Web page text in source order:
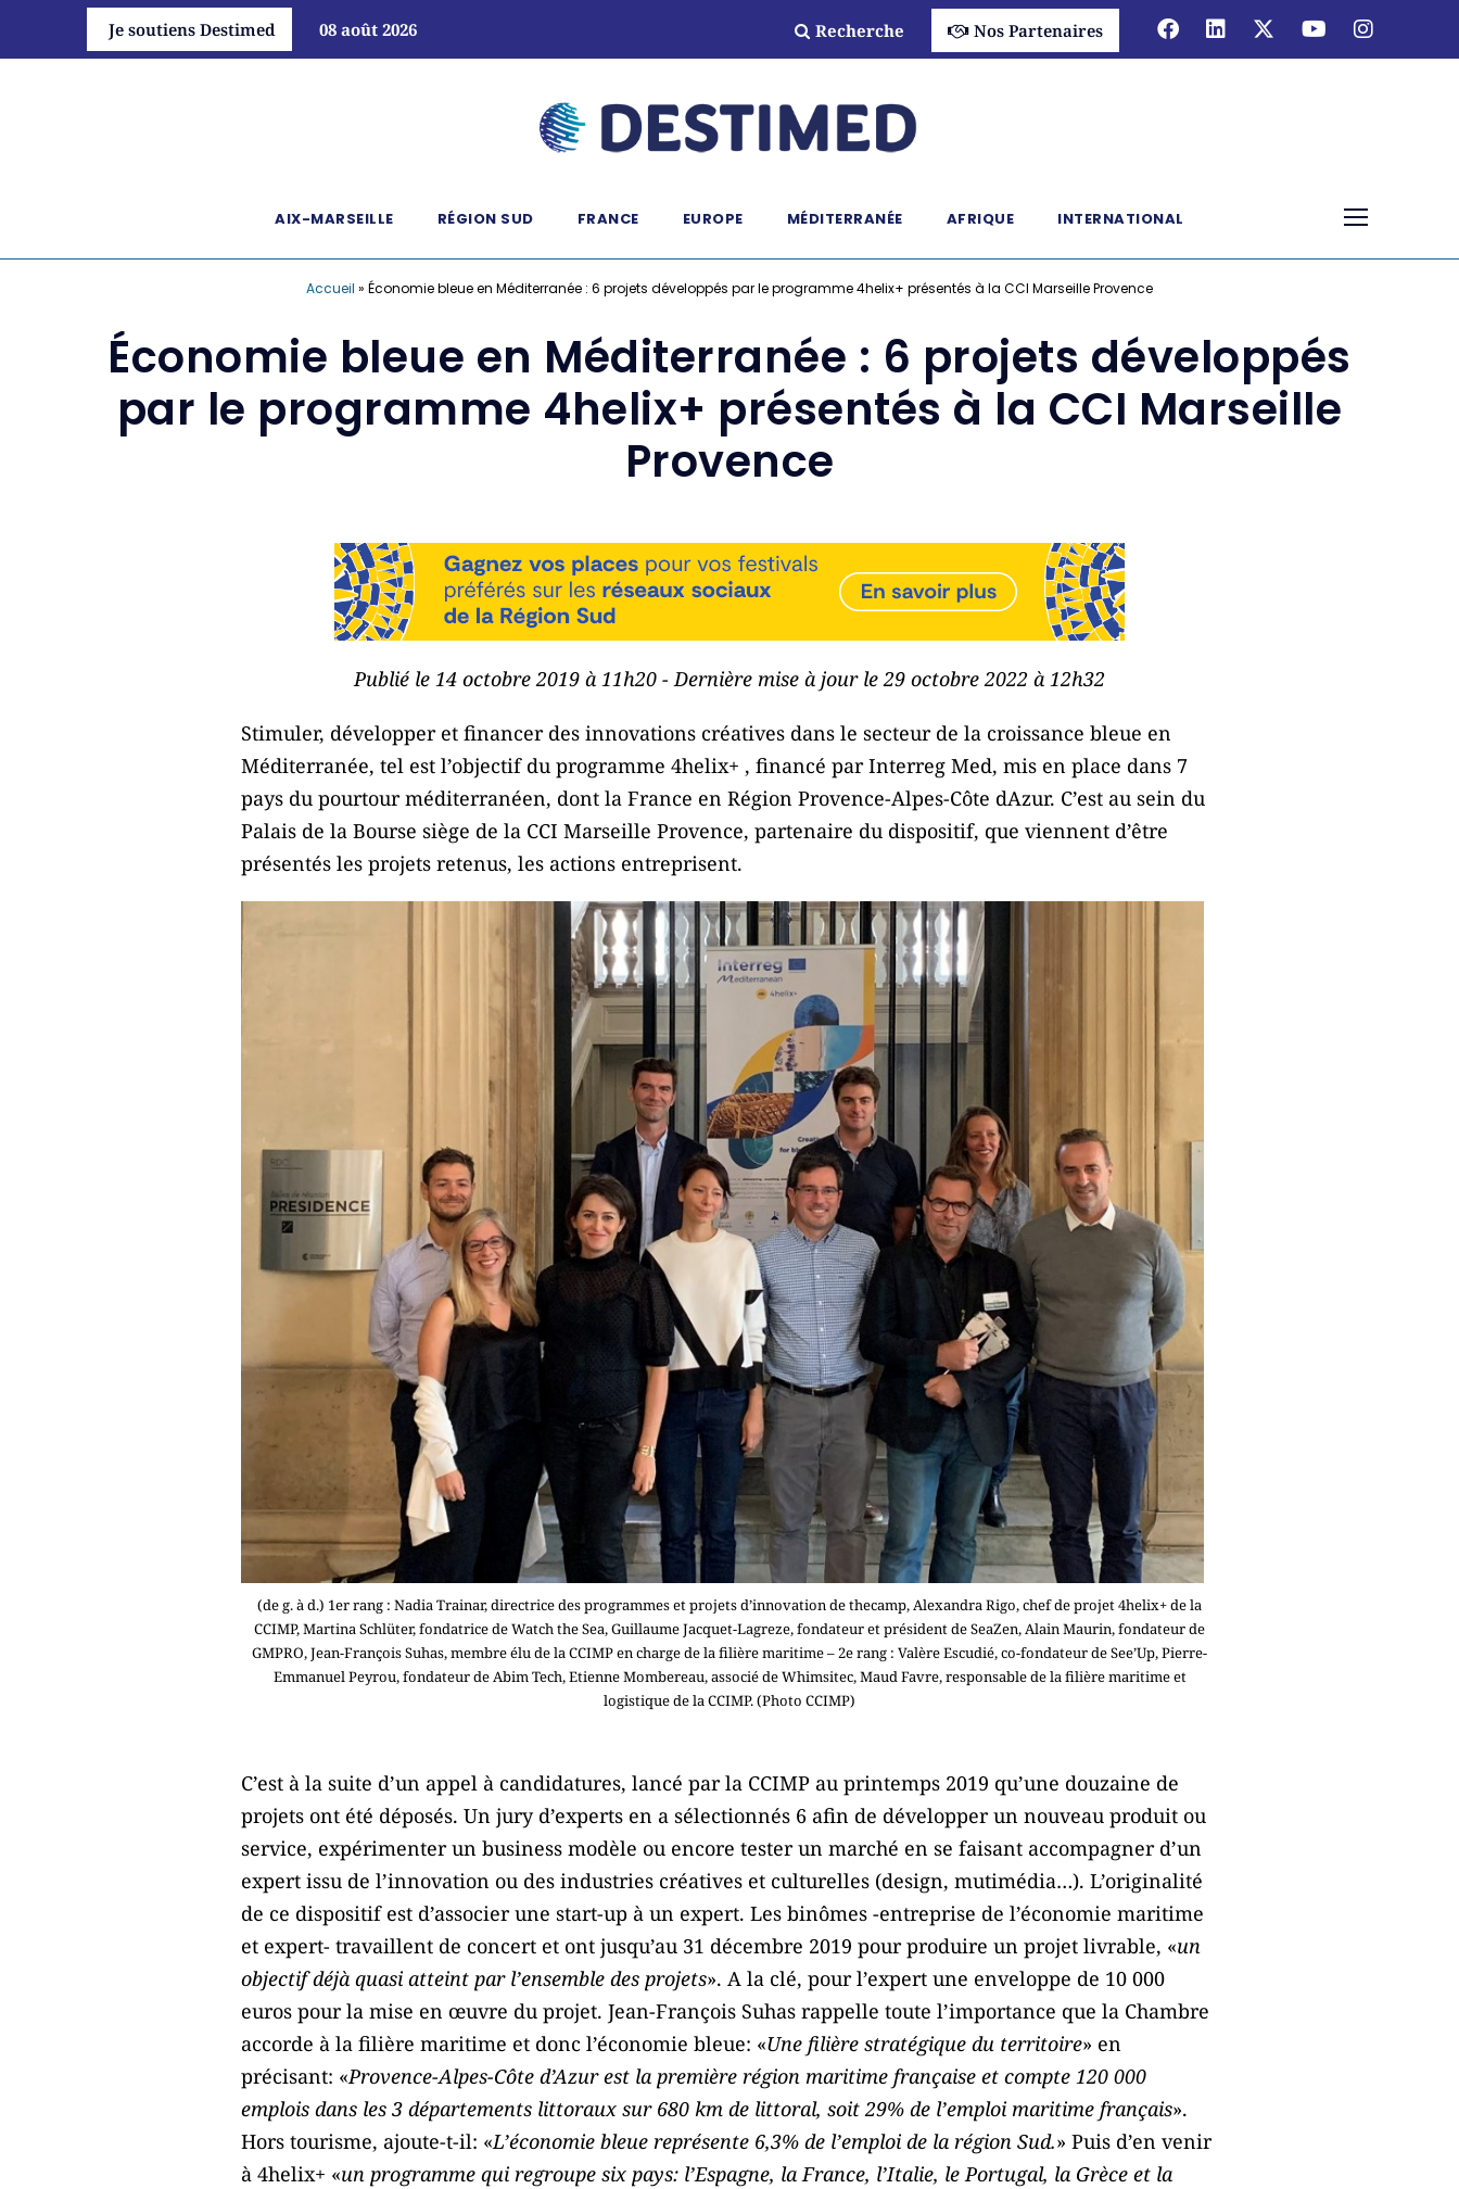
Je soutiens Destimed 08 août 2026 Recherche Nos Partenaires
AIX-MARSEILLE RÉGION SUD FRANCE EUROPE MÉDITERRANÉE AFRIQUE INTERNATIONAL
Accueil » Économie bleue en Méditerranée : 6 projets développés par le programme 4helix+ présentés à la CCI Marseille Provence
Économie bleue en Méditerranée : 6 projets développés
par le programme 4helix+ présentés à la CCI Marseille
Provence
Publié le 14 octobre 2019 à 11h20 - Dernière mise à jour le 29 octobre 2022 à 12h32
Stimuler, développer et financer des innovations créatives dans le secteur de la croissance bleue en
Méditerranée, tel est l’objectif du programme 4helix+ , financé par Interreg Med, mis en place dans 7
pays du pourtour méditerranéen, dont la France en Région Provence-Alpes-Côte dAzur. C’est au sein du
Palais de la Bourse siège de la CCI Marseille Provence, partenaire du dispositif, que viennent d’être
présentés les projets retenus, les actions entreprisent.
(de g. à d.) 1er rang : Nadia Trainar, directrice des programmes et projets d’innovation de thecamp, Alexandra Rigo, chef de projet 4helix+ de la
CCIMP, Martina Schlüter, fondatrice de Watch the Sea, Guillaume Jacquet-Lagreze, fondateur et président de SeaZen, Alain Maurin, fondateur de
GMPRO, Jean-François Suhas, membre élu de la CCIMP en charge de la filière maritime – 2e rang : Valère Escudié, co-fondateur de See’Up, Pierre-
Emmanuel Peyrou, fondateur de Abim Tech, Etienne Mombereau, associé de Whimsitec, Maud Favre, responsable de la filière maritime et
logistique de la CCIMP. (Photo CCIMP)
C’est à la suite d’un appel à candidatures, lancé par la CCIMP au printemps 2019 qu’une douzaine de
projets ont été déposés. Un jury d’experts en a sélectionnés 6 afin de développer un nouveau produit ou
service, expérimenter un business modèle ou encore tester un marché en se faisant accompagner d’un
expert issu de l’innovation ou des industries créatives et culturelles (design, mutimédia…). L’originalité
de ce dispositif est d’associer une start-up à un expert. Les binômes -entreprise de l’économie maritime
et expert- travaillent de concert et ont jusqu’au 31 décembre 2019 pour produire un projet livrable, «un
objectif déjà quasi atteint par l’ensemble des projets». A la clé, pour l’expert une enveloppe de 10 000
euros pour la mise en œuvre du projet. Jean-François Suhas rappelle toute l’importance que la Chambre
accorde à la filière maritime et donc l’économie bleue: «Une filière stratégique du territoire» en
précisant: «Provence-Alpes-Côte d’Azur est la première région maritime française et compte 120 000
emplois dans les 3 départements littoraux sur 680 km de littoral, soit 29% de l’emploi maritime français».
Hors tourisme, ajoute-t-il: «L’économie bleue représente 6,3% de l’emploi de la région Sud.» Puis d’en venir
à 4helix+ «un programme qui regroupe six pays: l’Espagne, la France, l’Italie, le Portugal, la Grèce et la